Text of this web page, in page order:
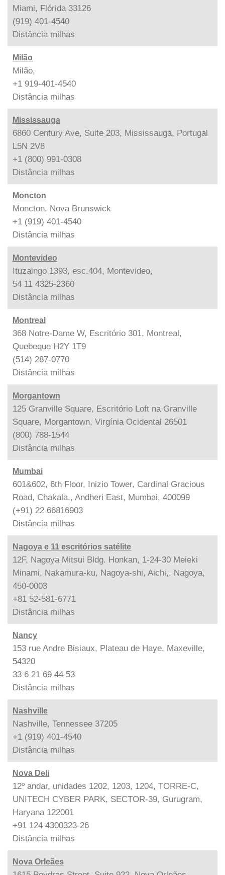
Miami, Flórida 33126
(919) 401-4540
Distância milhas
Milão
Milão,
+1 919-401-4540
Distância milhas
Mississauga
6860 Century Ave, Suite 203, Mississauga, Portugal
L5N 2V8
+1 (800) 991-0308
Distância milhas
Moncton
Moncton, Nova Brunswick
+1 (919) 401-4540
Distância milhas
Montevideo
Ituzaingo 1393, esc.404, Montevideo,
54 11 4325-2360
Distância milhas
Montreal
368 Notre-Dame W, Escritório 301, Montreal,
Quebeque H2Y 1T9
(514) 287-0770
Distância milhas
Morgantown
125 Granville Square, Escritório Loft na Granville
Square, Morgantown, Virgínia Ocidental 26501
(800) 788-1544
Distância milhas
Mumbai
601&602, 6th Floor, Inizio Tower, Cardinal Gracious
Road, Chakala,, Andheri East, Mumbai, 400099
(+91) 22 66816903
Distância milhas
Nagoya e 11 escritórios satélite
12F, Nagoya Mitsui Bldg. Honkan, 1-24-30 Meieki
Minami, Nakamura-ku, Nagoya-shi, Aichi,, Nagoya,
450-0003
+81 52-581-6771
Distância milhas
Nancy
153 rue Andre Bisiaux, Plateau de Haye, Maxeville,
54320
33 6 21 69 44 53
Distância milhas
Nashville
Nashville, Tennessee 37205
+1 (919) 401-4540
Distância milhas
Nova Deli
12º andar, unidades 1202, 1203, 1204, TORRE-C,
UNITECH CYBER PARK, SECTOR-39, Gurugram,
Haryana 122001
+91 124 4300323-26
Distância milhas
Nova Orleães